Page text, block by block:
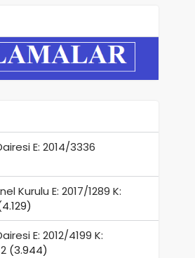
E: 2014/3336
Kurulu E: 2017/1289 K:
E: 2012/4199 K:
(3.944)